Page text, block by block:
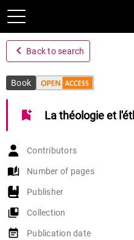
navigate_before Back to search
Book
bookmark_add La théologie et
Contributors
auto_stories Number of pages
Publisher
collections_bookmark Collection
event_note Publication date